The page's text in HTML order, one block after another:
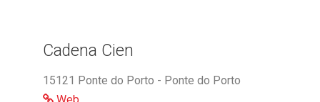
Cadena Cien
15121 Ponte do Porto - Ponte do Porto